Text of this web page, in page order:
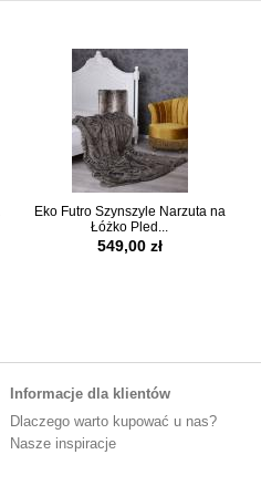
Eko Futro Szynszyle Narzuta na
Łóżko Pled...
549,00 zł
Informacje dla klientów
Dlaczego warto kupować u nas?
Nasze inspiracje